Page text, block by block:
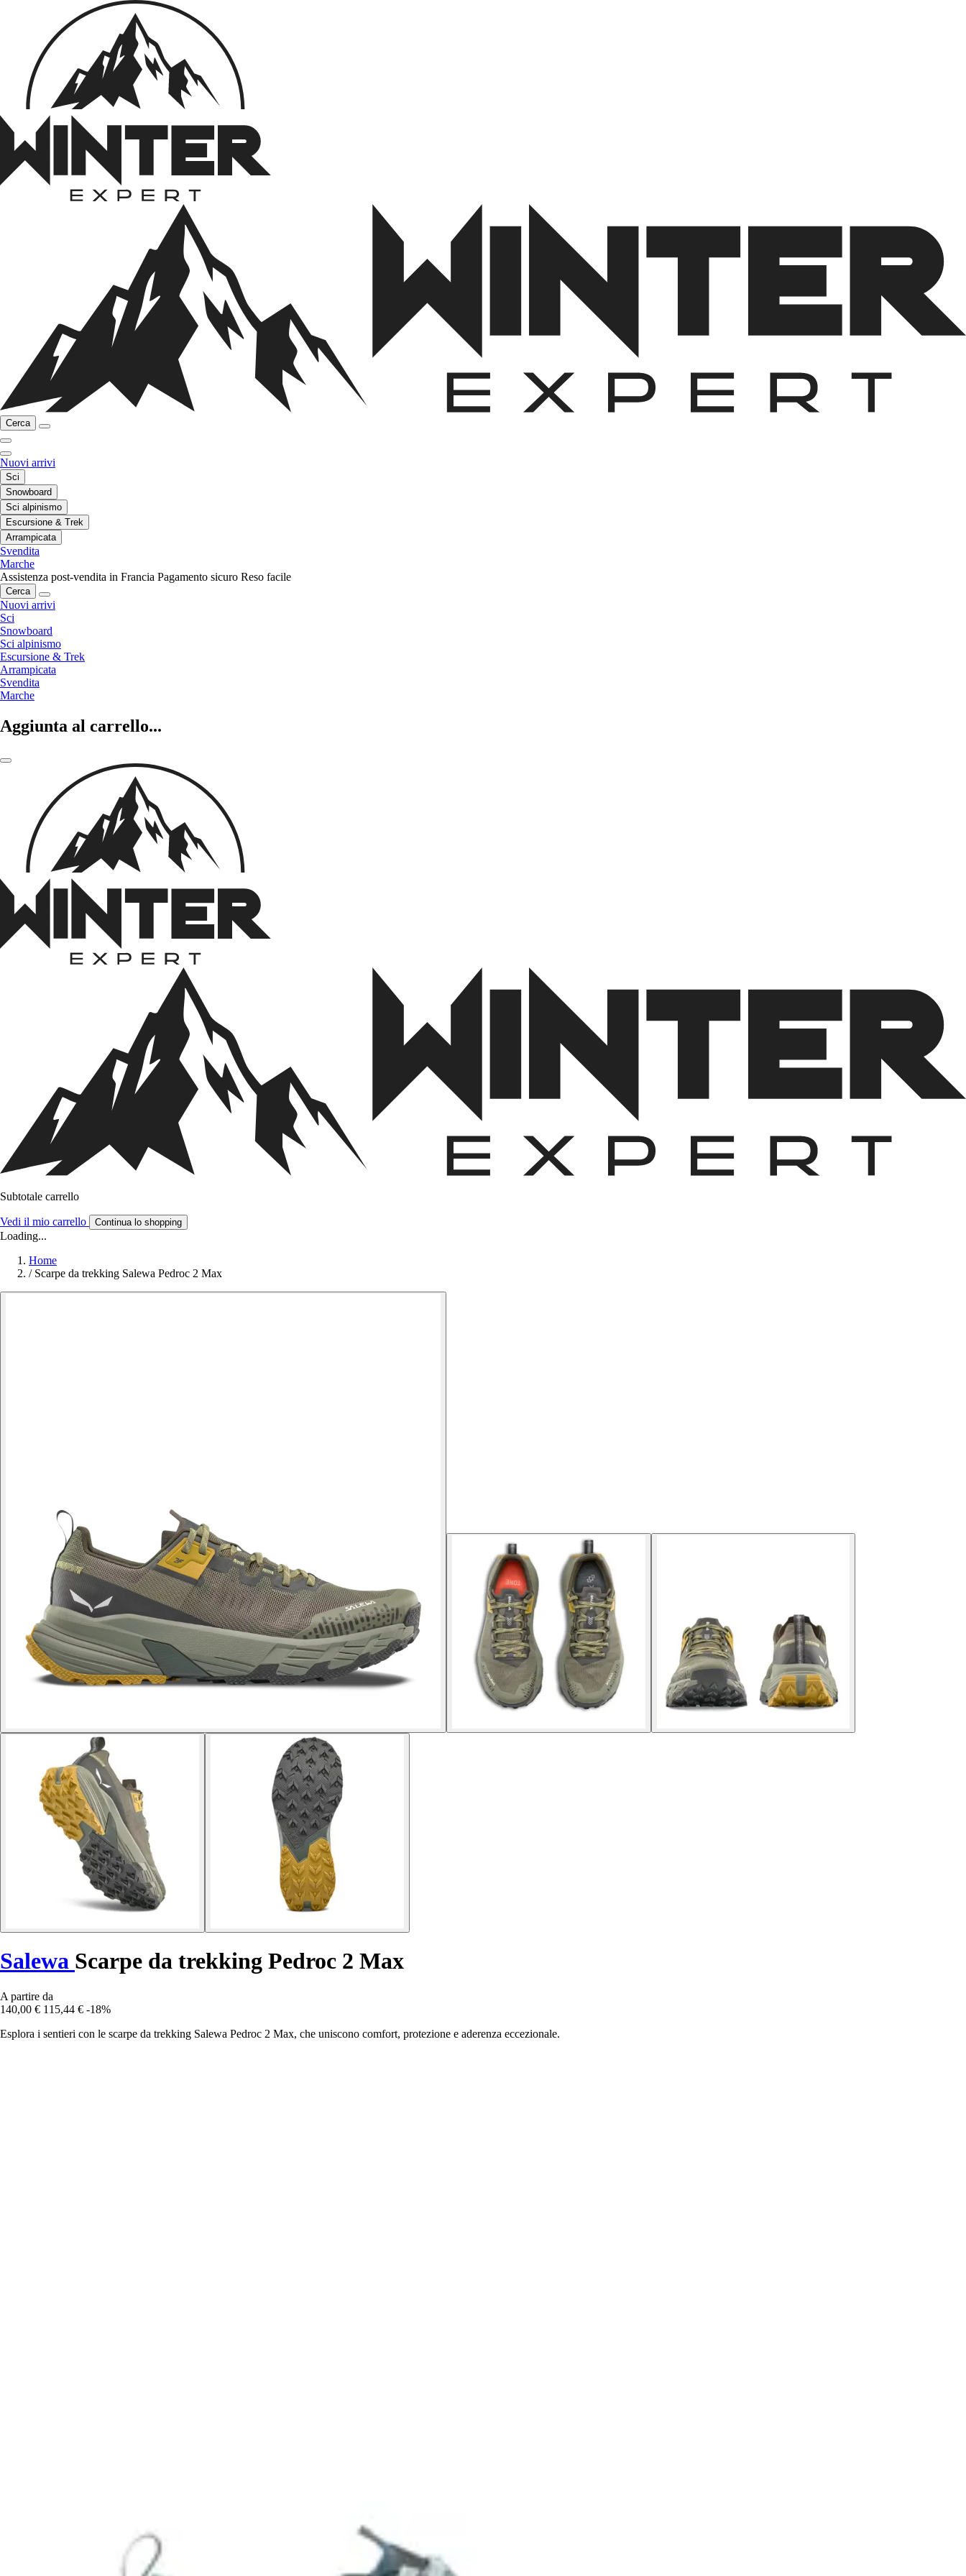
Cerca
Nuovi arrivi
Sci
Snowboard
Sci alpinismo
Escursione & Trek
Arrampicata
Svendita
Marche
Assistenza post-vendita in Francia Pagamento sicuro Reso facile
Cerca
Nuovi arrivi
Sci
Snowboard
Sci alpinismo
Escursione & Trek
Arrampicata
Svendita
Marche
Aggiunta al carrello...
Subtotale carrello
Vedi il mio carrello Continua lo shopping
Loading...
Home
/ Scarpe da trekking Salewa Pedroc 2 Max
Salewa Scarpe da trekking Pedroc 2 Max
A partire da
140,00 € 115,44 € -18%
Esplora i sentieri con le scarpe da trekking Salewa Pedroc 2 Max, che uniscono comfort, protezione e aderenza eccezionale.